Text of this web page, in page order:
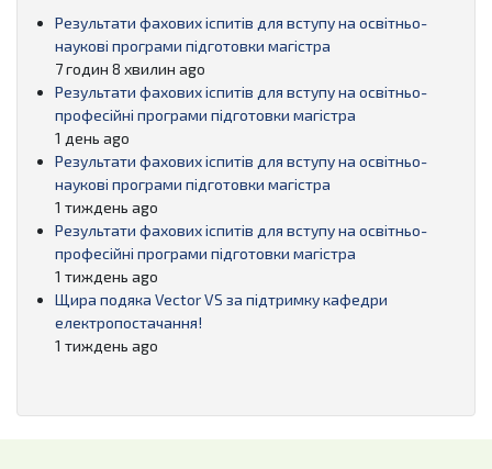
Результати фахових іспитів для вступу на освітньо-
наукові програми підготовки магістра
7 годин 8 хвилин ago
Результати фахових іспитів для вступу на освітньо-
професійні програми підготовки магістра
1 день ago
Результати фахових іспитів для вступу на освітньо-
наукові програми підготовки магістра
1 тиждень ago
Результати фахових іспитів для вступу на освітньо-
професійні програми підготовки магістра
1 тиждень ago
Щира подяка Vector VS за підтримку кафедри
електропостачання!
1 тиждень ago